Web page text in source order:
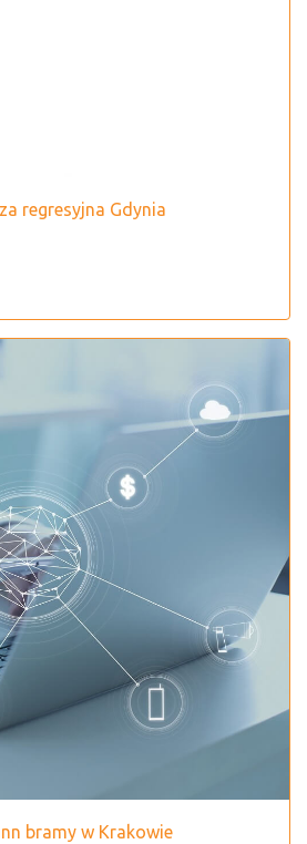
regresyjna Gdynia
bramy w Krakowie